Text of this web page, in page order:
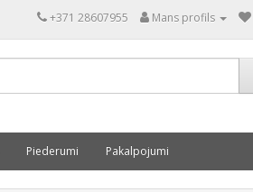
+371 28607955 Mans profils
Piederumi Pakalpojumi